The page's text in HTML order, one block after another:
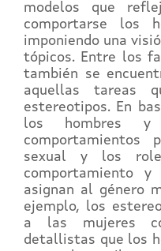
modelos que
comportarse los
imponiendo una
tópicos. Entre los
también se
aquellas tareas
estereotipos. En
los hombres y
comportamientos
sexual y los
comportamiento
asignan al género
ejemplo, los
a las mujeres
detallistas que los